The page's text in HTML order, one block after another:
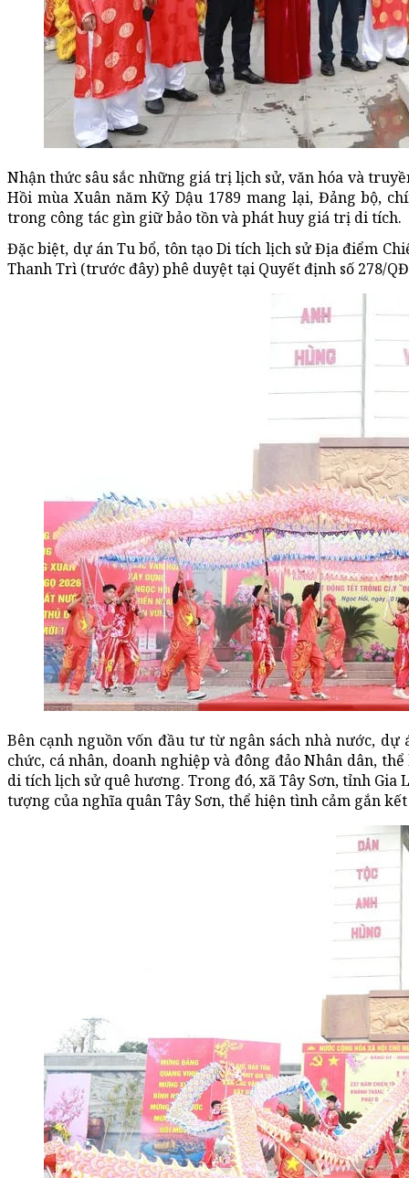
Nhận thức sâu sắc những giá trị lịch sử, văn hóa và
Hồi mùa Xuân năm Kỷ Dậu 1789 mang lại, Đảng bộ,
trong công tác gìn giữ bảo tồn và phát huy giá trị di tích.
Đặc biệt, dự án Tu bổ, tôn tạo Di tích lịch sử Địa điểm
Thanh Trì (trước đây) phê duyệt tại Quyết định số 278/
Bên cạnh nguồn vốn đầu tư từ ngân sách nhà nước,
chức, cá nhân, doanh nghiệp và đông đảo Nhân dân,
di tích lịch sử quê hương. Trong đó, xã Tây Sơn, tỉnh
tượng của nghĩa quân Tây Sơn, thể hiện tình cảm gắn